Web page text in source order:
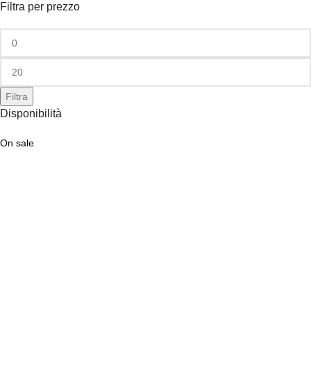
Filtra per prezzo
Filtra
Disponibilità
On sale